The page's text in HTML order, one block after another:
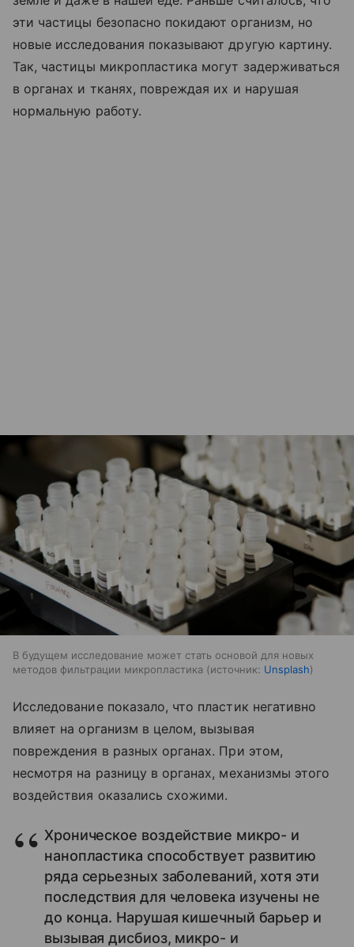
эти частицы безопасно покидают организм, но
новые исследования показывают другую картину.
Так, частицы микропластика могут задерживаться
в органах и тканях, повреждая их и нарушая
нормальную работу.
В будущем исследование может стать основой для новых
методов фильтрации микропластика
источник: Unsplash
Исследование показало, что пластик негативно
влияет на организм в целом, вызывая
повреждения в разных органах. При этом,
несмотря на разницу в органах, механизмы этого
воздействия оказались схожими.
Хроническое воздействие микро- и
нанопластика способствует развитию
ряда серьезных заболеваний, хотя эти
последствия для человека изучены не
до конца. Нарушая кишечный барьер и
вызывая дисбиоз, микро- и